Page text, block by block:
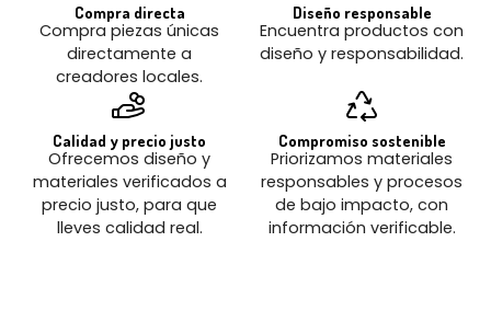
Compra directa
Compra piezas únicas
directamente a
creadores locales.
Diseño responsable
Encuentra productos con
diseño y responsabilidad.
Calidad y precio justo
Ofrecemos diseño y
materiales verificados a
precio justo, para que
lleves calidad real.
Compromiso sostenible
Priorizamos materiales
responsables y procesos
de bajo impacto, con
información verificable.